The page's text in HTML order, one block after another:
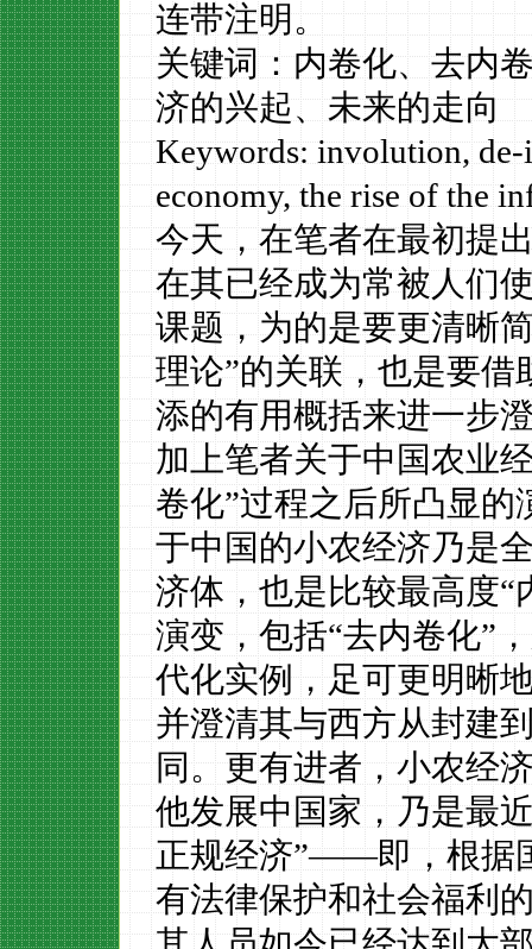
连带注明。
关键词：内卷化、去内
济的兴起、未来的走向
Keywords: involution,
economy, the rise of the
今天，在笔者在最初提
在其已经成为常被人们
课题，为的是要更清晰
理论”的关联，也是要
添的有用概括来进一步
加上笔者关于中国农业
卷化”过程之后所凸显
于中国的小农经济乃是
济体，也是比较最高度“
演变，包括“去内卷化”
代化实例，足可更明晰
并澄清其与西方从封建
同。更有进者，小农经
他发展中国家，乃是最
正规经济”——即，根据
有法律保护和社会福利